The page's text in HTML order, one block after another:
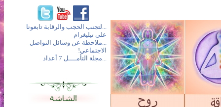
...لتجنب الحجب والرقابة تابعونا
على تيليغرام
...ملاحظة عن وسائل التواصل
الاجتماعي!
...مجلة التأمــــل 7 أعداد